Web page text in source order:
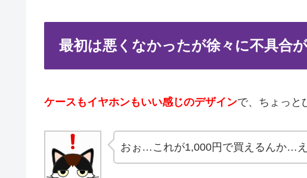
最初は悪くなかったが徐々に不具合
ケースもイヤホンもいい感じのデザインで、ちょっと
おぉ…これが1,000円で買えるんか…え